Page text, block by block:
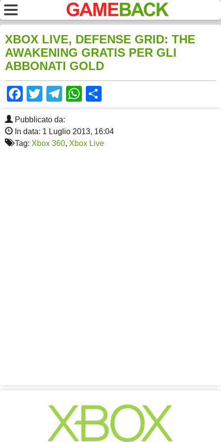
XBOX LIVE, DEFENSE GRID: THE
AWAKENING GRATIS PER GLI
ABBONATI GOLD
Facebook
TwitterTelegram
WhatsApp
Pubblicato da:
In data: 1 Luglio 2013, 16:04
Tag: Xbox 360, Xbox Live